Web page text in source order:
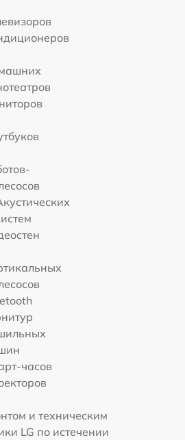
часов
и техническим
LG по истечении